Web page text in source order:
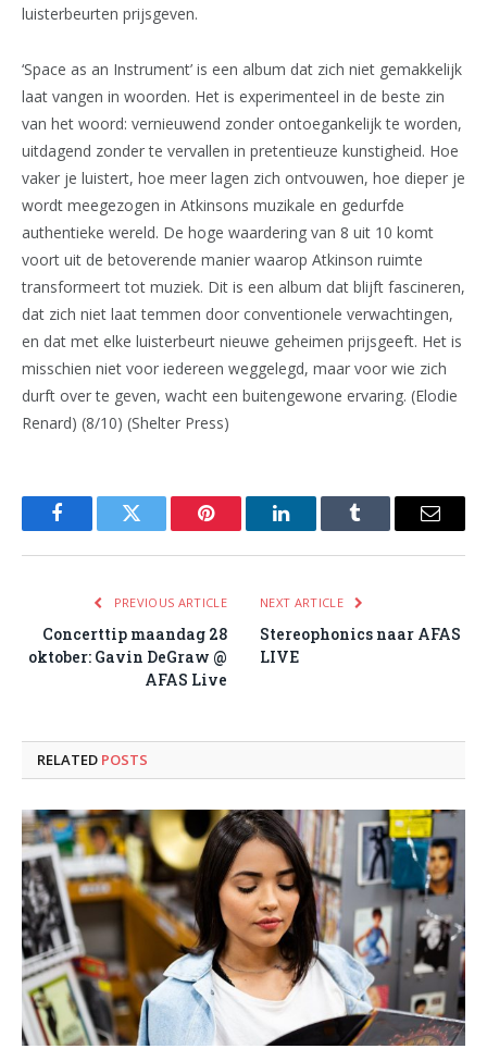
luisterbeurten prijsgeven.
‘Space as an Instrument’ is een album dat zich niet gemakkelijk
laat vangen in woorden. Het is experimenteel in de beste zin
van het woord: vernieuwend zonder ontoegankelijk te worden,
uitdagend zonder te vervallen in pretentieuze kunstigheid. Hoe
vaker je luistert, hoe meer lagen zich ontvouwen, hoe dieper je
wordt meegezogen in Atkinsons muzikale en gedurfde
authentieke wereld. De hoge waardering van 8 uit 10 komt
voort uit de betoverende manier waarop Atkinson ruimte
transformeert tot muziek. Dit is een album dat blijft fascineren,
dat zich niet laat temmen door conventionele verwachtingen,
en dat met elke luisterbeurt nieuwe geheimen prijsgeeft. Het is
misschien niet voor iedereen weggelegd, maar voor wie zich
durft over te geven, wacht een buitengewone ervaring. (Elodie
Renard) (8/10) (Shelter Press)
FacebookTwitter Pinterest LinkedInTumblr Email
PREVIOUS ARTICLE
Concerttip maandag 28
oktober: Gavin DeGraw @
AFAS Live
NEXT ARTICLE
Stereophonics naar AFAS
LIVE
RELATED POSTS